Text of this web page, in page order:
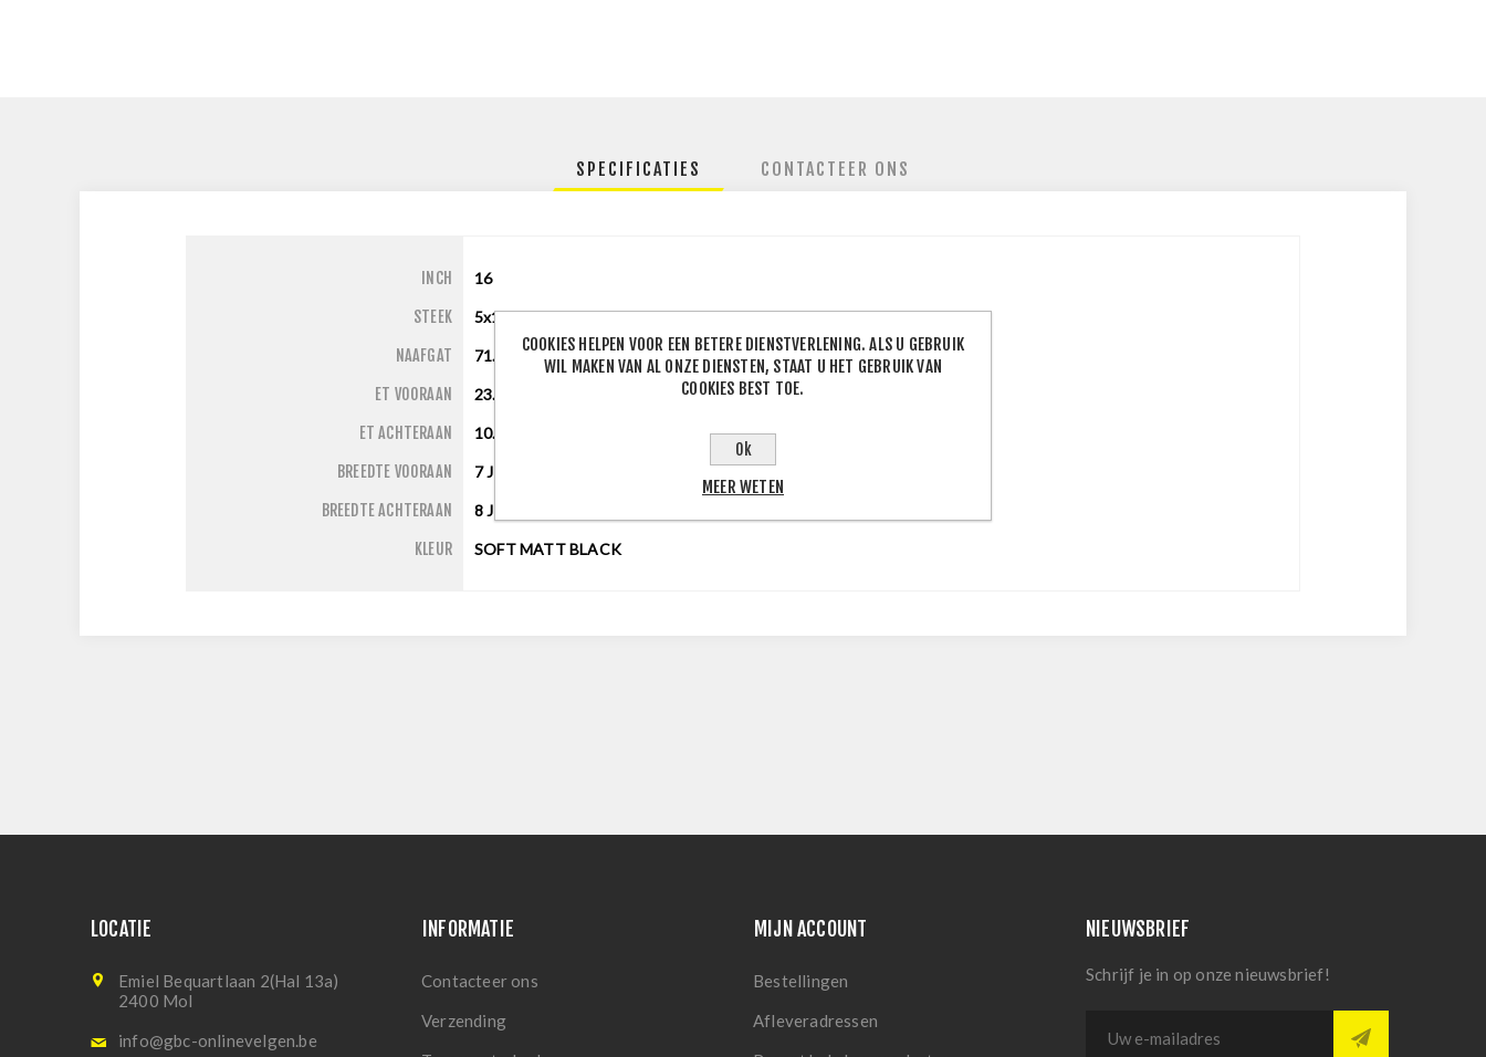
SPECIFICATIES CONTACTEER ONS
INCH 16
STEEK 5x130
NAAFGAT 71.60
ET VOORAAN 23.3
ET ACHTERAAN 10.6
BREEDTE VOORAAN 7J
BREEDTE ACHTERAAN 8J
KLEUR SOFT MATT BLACK
LOCATIE
Emiel Bequartlaan 2(Hal 13a)
2400 Mol
info@gbc-onlinevelgen.be
INFORMATIE
Contacteer ons
Verzending
MIJN ACCOUNT
Bestellingen
Afleveradressen
NIEUWSBRIEF
Schrijf je in op onze nieuwsbrief!
COOKIES HELPEN VOOR EEN BETERE DIENSTVERLENING. ALS U GEBRUIK
WIL MAKEN VAN AL ONZE DIENSTEN, STAAT U HET GEBRUIK VAN
COOKIES BEST TOE.
Ok
MEER WETEN